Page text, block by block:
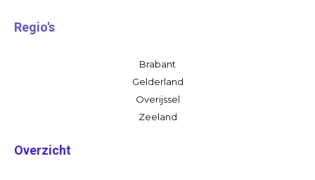
Regio's
Brabant
Gelderland
Overijssel
Zeeland
Overzicht